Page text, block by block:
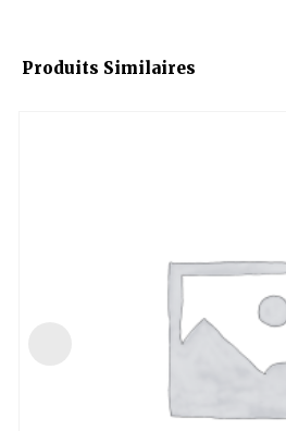
Produits Similaires